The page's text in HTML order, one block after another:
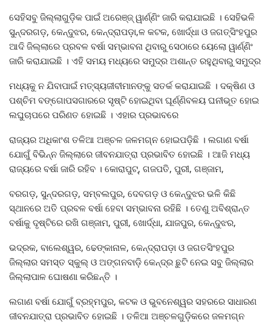
ସେହିସବୁ ଜିଲ୍ଲାଗୁଡ଼ିକ ପାଇଁ ଅରେଞ୍ଜ୍‍ ୱାର୍ଣ୍ଣିଂ ଜାରି କରାଯାଇଛି । ସେହିଭଳି
ସୁନ୍ଦରଗଡ଼, କେନ୍ଦୁଝର, କେନ୍ଦ୍ରାପଡ଼ା,ଳ କଟକ, ଖୋର୍ଦ୍ଧା ଓ ଜଗତ୍‍ସିଂହପୁର
ଆଦି ଜିଲ୍ଲାରେ ପ୍ରବଳ ବର୍ଷା ସମ୍ଭାବନା ଥିବାରୁ ସେଠାରେ ୟେଲୋ ୱାର୍ଣ୍ଣିଂ
ଜାରି କରାଯାଇଛି । ଏହି ସମୟ ମଧ୍ୟରେ ସମୁଦ୍ର ଅଶାନ୍ତ ରହୁଥିବାରୁ ସମୁଦ୍ର
ମଧ୍ୟକୁ ନ ଯିବାପାଇଁ ମତ୍ସ୍ୟଜୀବୀମାନଙ୍କୁ ସତର୍କ କରାଯାଇଛି । ଦକ୍ଷିଣ ଓ
ପଶ୍ଚିମ ବଙ୍ଗୋପସଗାରରେ ସୃଷ୍ଟି ହୋଇଥିବା ଘୂର୍ଣ୍ଣିବଳୟ ଘନୀଭୂତ ହୋଇ
ଲଘୁଚାପରେ ପରିଣତ ହୋଇଛି । ଏହାର ପ୍ରଭାବରେ
ରାଜ୍ୟର ଅଧିକାଂଶ ତଳିଆ ଅଞ୍ଚଳ ଜଳମଗ୍ନ ହୋଇପଡ଼ିଛି । ଲଗାଣ ବର୍ଷା
ଯୋଗୁଁ ବିଭିନ୍ନ ଜିଲ୍ଲାରେ ଜୀବନଯାତ୍ରା ପ୍ରଭାବିତ ହୋଇଛି । ଆଜି ମଧ୍ୟ
ରାଜ୍ୟରେ ବର୍ଷା ଜାରି ରହିବ । କୋରାପୁଟ୍‍, ଗଜପତି, ପୁରୀ, ଗଞ୍ଜାମ,
ବରଗଡ଼, ସୁନ୍ଦରଗଡ଼, ସମ୍ବଲପୁର, ଦେବଗଡ଼ ଓ କେନ୍ଦୁଝର ଭଳି କିଛି
ସ୍ଥାନରେ ଅତି ପ୍ରବଳ ବର୍ଷା ହେବା ସମ୍ଭାବନା ରହିଛି । ତେଣୁ ଅବିଶ୍ରାନ୍ତ
ବର୍ଷାକୁ ଦୃଷ୍ଟିରେ ରଖି ଗଞ୍ଜାମ, ପୁରୀ, ଖୋର୍ଦ୍ଧା, ଯାଜପୁର, କେନ୍ଦୁଝର,
ଭଦ୍ରକ, ବାଲେଶ୍ୱର, ଢେଙ୍କାନାଳ, କେନ୍ଦ୍ରାପଡ଼ା ଓ ଜଗତସିଂହପୁର
ଜିଲ୍ଲାର ସମସ୍ତ ସ୍କୁଲ୍‍ ଓ ଅଙ୍ଗନବାଡ଼ି କେନ୍ଦ୍ର ଛୁଟି ନେଇ ସବୁ ଜିଲ୍ଲାର
ଜିଲ୍ଲାପାଳ ଘୋଷଣା କରିଛନ୍ତି ।
ଲଗାଣ ବର୍ଷା ଯୋଗୁଁ ବ୍ରହ୍ମପୁର, କଟକ ଓ ଭୁବନେଶ୍ୱର ସହରରେ ସାଧାରଣ
ଜୀବନଯାତ୍ରା ପ୍ରଭାବିତ ହୋଇଛି । ତଳିଆ ଅଞ୍ଚଳଗୁଡ଼ିକରେ ଜଳମଗ୍ନ